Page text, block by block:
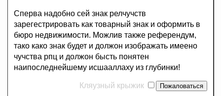
Сперва надобно сей знак релчучств
зарегестрировать как товарный знак и оформить в
бюро недвижимости. Можлив также референдум,
тако како знак будет и должон изображать имеено
чучства рпц и должон бысть понятен
наипоследнейшему исшааллаху из глубинки!
Кляузный крыжик